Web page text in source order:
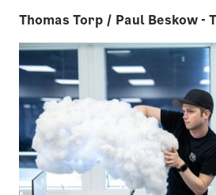
Thomas Torp / Paul Beskow -